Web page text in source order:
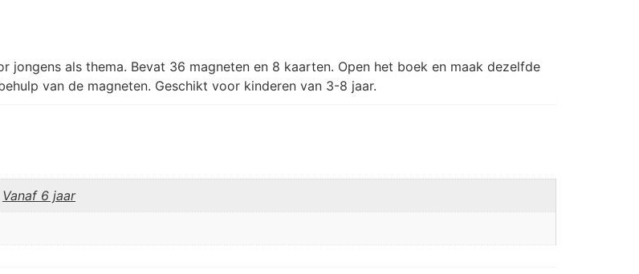
als thema. Bevat 36 magneten en 8 kaarten. Open het boek en maak dezelfde
van de magneten. Geschikt voor kinderen van 3-8 jaar.
Vanaf 6 jaar